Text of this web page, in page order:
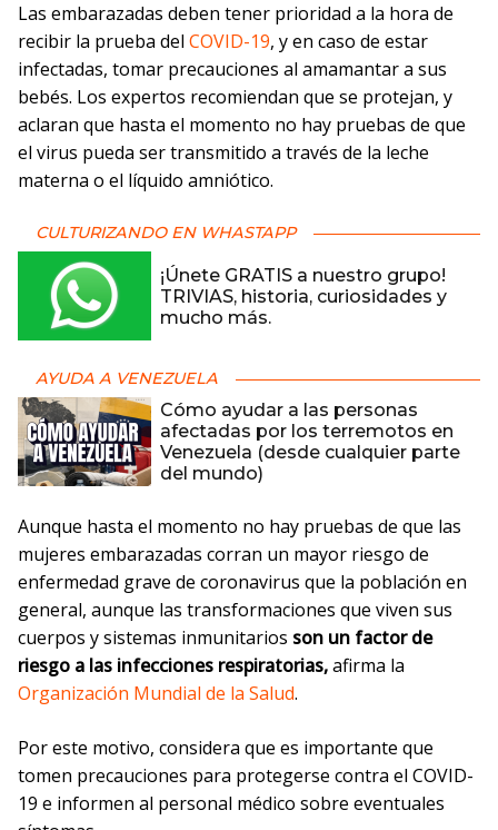
Las embarazadas deben tener prioridad a la hora de
recibir la prueba del COVID-19, y en caso de estar
infectadas, tomar precauciones al amamantar a sus
bebés. Los expertos recomiendan que se protejan, y
aclaran que hasta el momento no hay pruebas de que
el virus pueda ser transmitido a través de la leche
materna o el líquido amniótico.
CULTURIZANDO EN WHASTAPP
¡Únete GRATIS a nuestro grupo!
TRIVIAS, historia, curiosidades y
mucho más.
AYUDA A VENEZUELA
Cómo ayudar a las personas
afectadas por los terremotos en
Venezuela (desde cualquier parte
del mundo)
Aunque hasta el momento no hay pruebas de que las
mujeres embarazadas corran un mayor riesgo de
enfermedad grave de coronavirus que la población en
general, aunque las transformaciones que viven sus
cuerpos y sistemas inmunitarios son un factor de
riesgo a las infecciones respiratorias,afirma la
Organización Mundial de la Salud.
Por este motivo, considera que es importante que
tomen precauciones para protegerse contra el COVID-
19 e informen al personal médico sobre eventuales